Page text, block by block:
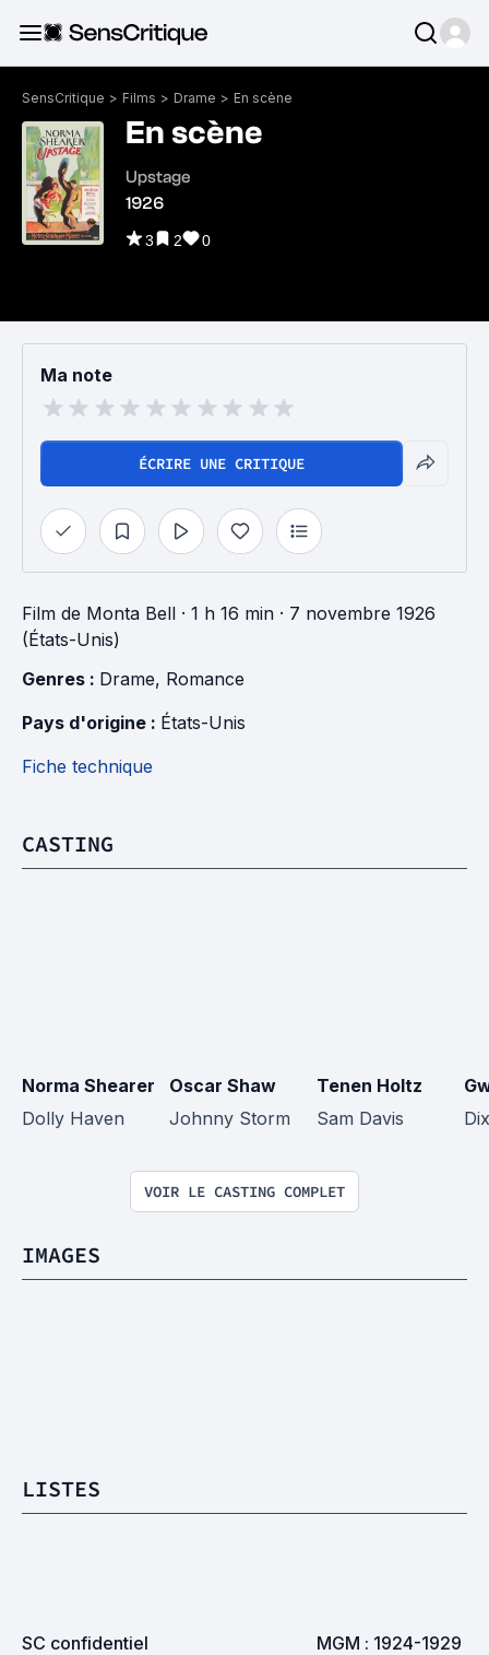
SensCritique > Films > Drame > En scène
En scène
Upstage
1926
3 2 0
Ma note
ÉCRIRE UNE CRITIQUE
Film de Monta Bell · 1 h 16 min · 7 novembre 1926
(États-Unis)
Genres : Drame, Romance
Pays d'origine : États-Unis
Fiche technique
CASTING
Norma Shearer
Dolly Haven
Oscar Shaw
Johnny Storm
Tenen Holtz
Sam Davis
VOIR LE CASTING COMPLET
IMAGES
LISTES
SC confidentiel MGM : 1924-1929